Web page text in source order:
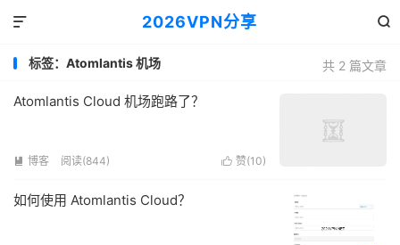
2026VPN分享 

共 2 篇文章
标签：Atomlantis 机场
Atomlantis Cloud 机场跑路了？
 赞(10)
 博客 阅读(844)
如何使用 Atomlantis Cloud？